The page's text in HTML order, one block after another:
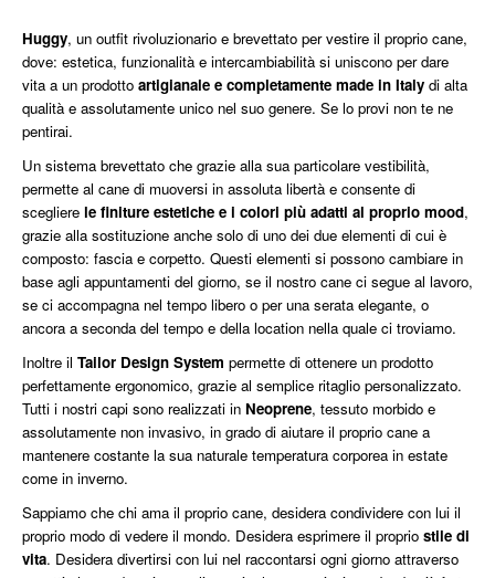
Huggy, un outfit rivoluzionario e brevettato per vestire il proprio cane,
dove: estetica, funzionalità e intercambiabilità si uniscono per dare
vita a un prodotto artigianale e completamente made in Italy di alta
qualità e assolutamente unico nel suo genere. Se lo provi non te ne
pentirai.
Un sistema brevettato che grazie alla sua particolare vestibilità,
permette al cane di muoversi in assoluta libertà e consente di
scegliere le finiture estetiche e i colori più adatti al proprio mood,
grazie alla sostituzione anche solo di uno dei due elementi di cui è
composto: fascia e corpetto. Questi elementi si possono cambiare in
base agli appuntamenti del giorno, se il nostro cane ci segue al lavoro,
se ci accompagna nel tempo libero o per una serata elegante, o
ancora a seconda del tempo e della location nella quale ci troviamo.
Inoltre il Tailor Design System permette di ottenere un prodotto
perfettamente ergonomico, grazie al semplice ritaglio personalizzato.
Tutti i nostri capi sono realizzati in Neoprene, tessuto morbido e
assolutamente non invasivo, in grado di aiutare il proprio cane a
mantenere costante la sua naturale temperatura corporea in estate
come in inverno.
Sappiamo che chi ama il proprio cane, desidera condividere con lui il
proprio modo di vedere il mondo. Desidera esprimere il proprio stile di
vita. Desidera divertirsi con lui nel raccontarsi ogni giorno attraverso